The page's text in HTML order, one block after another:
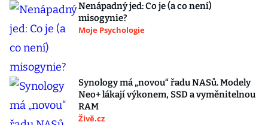
Nenápadný jed: Co je (a co není)
misogynie?
Moje Psychologie
Synology má „novou“ řadu NASů. Modely
Neo+ lákají výkonem, SSD a vyměnitelnou
RAM
Živě.cz